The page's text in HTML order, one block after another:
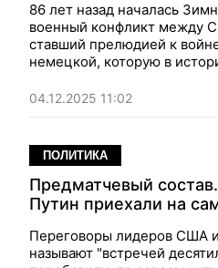
86 лет назад началась
военный конфликт между
ставший прелюдией к
немецкой, которую в
Фокусвыяснял, зачем
"отодвигать" границу от
04.12.2025 11:02
ПОЛИТИКА
Предматчевый
Путин приехали на
Переговоры лидеров США
называют "встречей